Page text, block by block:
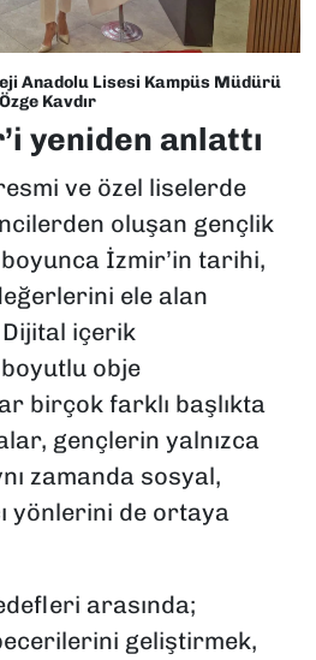
Anadolu Lisesi Kampüs Müdürü
Özge Kavdır
yeniden anlattı
ve özel liselerde
oluşan gençlik
boyunca İzmir’in tarihi,
ele alan
Dijital içerik
obje
birçok farklı başlıkta
gençlerin yalnızca
zamanda sosyal,
yönlerini de ortaya
arasında;
geliştirmek,